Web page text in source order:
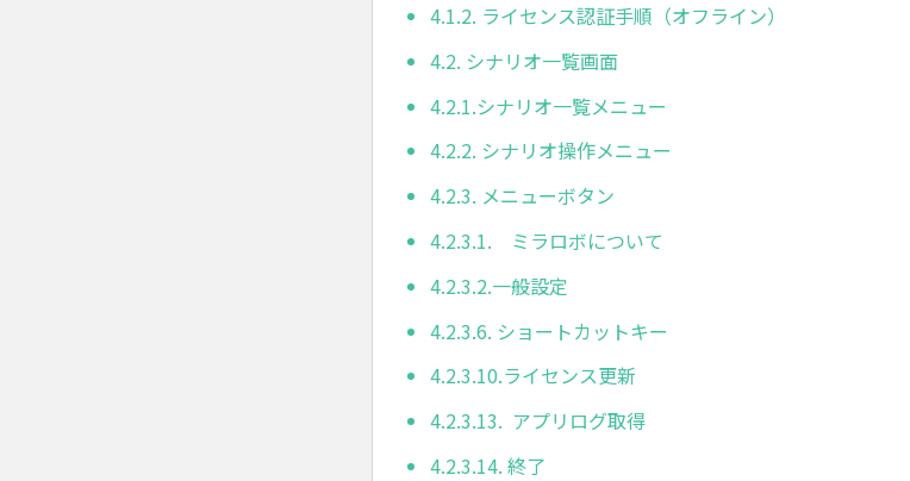
4.1.2. ライセンス認証手順（オフライン）
4.2. シナリオ一覧画面
4.2.1.シナリオ一覧メニュー
4.2.2. シナリオ操作メニュー
4.2.3. メニューボタン
4.2.3.1. ミラロボについて
4.2.3.2.一般設定
4.2.3.6. ショートカットキー
4.2.3.10.ライセンス更新
4.2.3.13. アプリログ取得
4.2.3.14. 終了